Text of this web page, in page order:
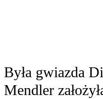
Była gwiazda
Mendler